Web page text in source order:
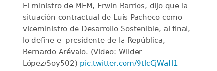
El ministro de MEM, Erwin Barrios, dijo que la
situación contractual de Luis Pacheco como
viceministro de Desarrollo Sostenible, al final,
lo define el presidente de la República,
Bernardo Arévalo. (Video: Wilder
López/Soy502) pic.twitter.com/9tlcCjWaH1